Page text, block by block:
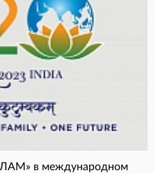
ЛАМ» в международном